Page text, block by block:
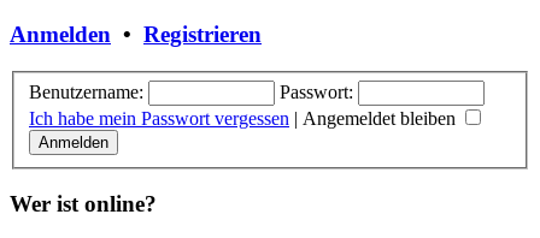
Anmelden • Registrieren
Benutzername:
Passwort:
Ich habe mein Passwort vergessen | Angemeldet bleiben
Wer ist online?